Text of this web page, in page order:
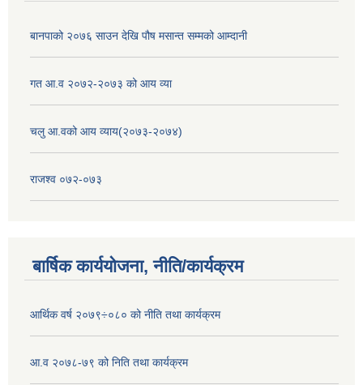
बानपाको २०७६ साउन देखि पौष मसान्त सम्मको आम्दानी
गत आ.व २०७२-२०७३ को आय व्या
चलु आ.वको आय व्याय(२०७३-२०७४)
राजश्व ०७२-०७३
बार्षिक कार्ययोजना, नीति/कार्यक्रम
आर्थिक वर्ष २०७९÷०८० को नीति तथा कार्यक्रम
आ.व २०७८-७९ को निति तथा कार्यक्रम